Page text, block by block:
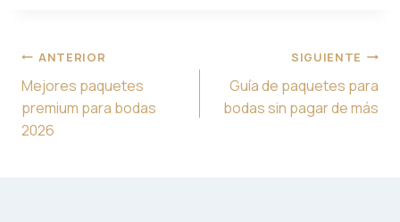
Navegación
de
entradas
ANTERIOR
Mejores paquetes
premium para bodas
2026
SIGUIENTE
Guía de paquetes para
bodas sin pagar de más